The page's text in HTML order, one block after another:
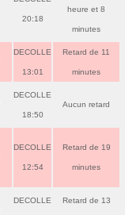
20:18
heure et 8
minutes
DECOLLE
13:01
Retard de 11
minutes
DECOLLE
18:50
Aucun retard
DECOLLE
12:54
Retard de 19
minutes
DECOLLE Retard de 13